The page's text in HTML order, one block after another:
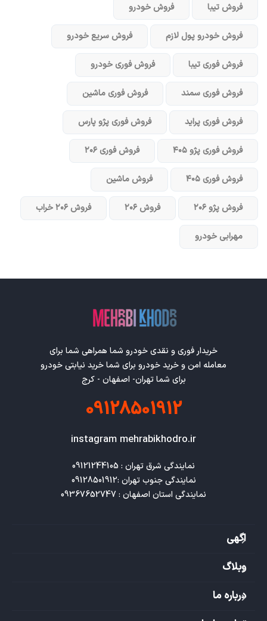
فروش تیبا فروش خودرو
فروش خودرو پول لازم فروش سریع خودرو
فروش فوری تیبا فروش فوری خودرو
فروش فوری سمند فروش فوری ماشین
فروش فوری پراید فروش فوری پژو پارس
فروش فوری پژو ۴۰۵ فروش فوری ۲۰۶
فروش فوری ۴۰۵ فروش ماشین
فروش پژو ۲۰۶ فروش ۲۰۶ فروش ۲۰۶ خراب
مهرابی خودرو
خریدار فوری و نقدی خودرو شما همراهی شما برای
معامله امن و خرید خودرو برای شما خرید نیابتی خودرو
برای شما تهران- اصفهان - کرج
09128501912
instagram mehrabikhodro.ir
نمایندگی استان اصفهان : 09367652747
اگهی
وبلاگ
درباره ما